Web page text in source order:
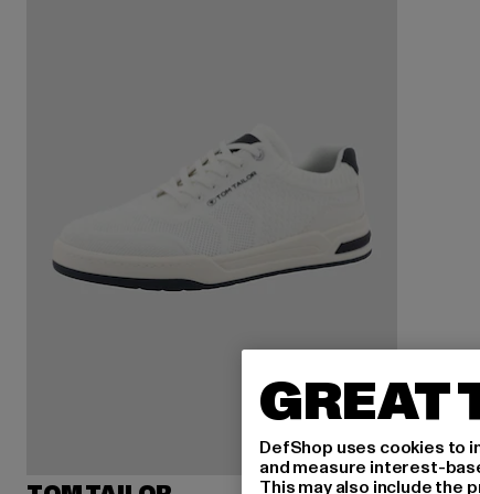
GREAT
DefShop uses cookies to
and measure interest-
This may also include the